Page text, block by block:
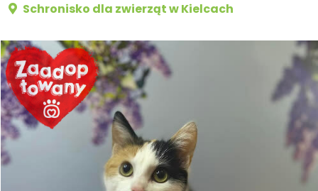
Schronisko dla zwierząt w Kielcach